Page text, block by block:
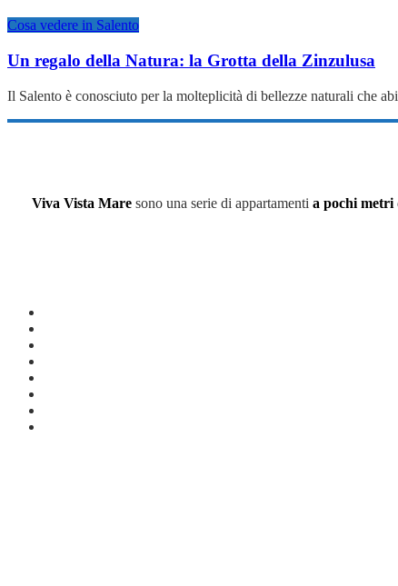
Cosa vedere in Salento
Un regalo della Natura: la Grotta della Zinzulusa
Il Salento è conosciuto per la molteplicità di bellezze naturali che
Viva Vista Maresono una serie di appartamenti a pochi metri